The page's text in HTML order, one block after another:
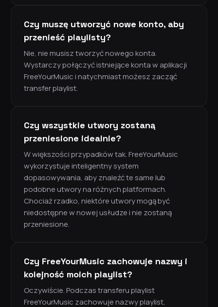
Czy muszę utworzyć nowe konto, aby
przenieść playlisty?
Nie, nie musisz tworzyć nowego konta.
Wystarczy połączyć istniejące konta w aplikacji
FreeYourMusic i natychmiast możesz zacząć
transfer playlist.
Czy wszystkie utwory zostaną
przeniesione idealnie?
W większości przypadków tak. FreeYourMusic
wykorzystuje inteligentny system
dopasowywania, aby znaleźć te same lub
podobne utwory na różnych platformach.
Chociaż rzadko, niektóre utwory mogą być
niedostępne w nowej usłudze i nie zostaną
przeniesione.
Czy FreeYourMusic zachowuje nazwy i
kolejność moich playlist?
Oczywiście. Podczas transferu playlist
FreeYourMusic zachowuje nazwy playlist,